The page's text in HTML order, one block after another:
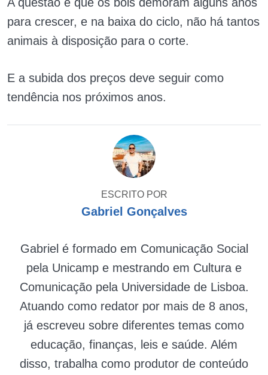
para crescer, e na baixa do ciclo, não há tantos
animais à disposição para o corte.
E a subida dos preços deve seguir como
tendência nos próximos anos.
ESCRITO POR
Gabriel Gonçalves
Gabriel é formado em Comunicação Social
pela Unicamp e mestrando em Cultura e
Comunicação pela Universidade de Lisboa.
Atuando como redator por mais de 8 anos,
já escreveu sobre diferentes temas como
educação, finanças, leis e saúde. Além
disso, trabalha como produtor de conteúdo